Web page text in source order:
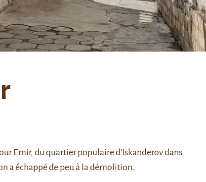
Emir, du quartier populaire d’Iskanderov dans
a échappé de peu à la démolition.